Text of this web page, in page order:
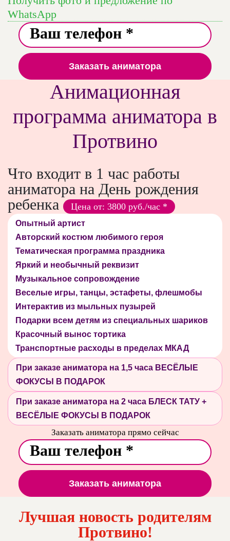
WhatsApp
Заказать аниматора
Анимационная
программа аниматора в
Протвино
Что входит в 1 час работы
аниматора на День рождения
ребенка
Цена от: 3800 руб./час *
Опытный артист
Авторский костюм любимого героя
Тематическая программа праздника
Яркий и необычный реквизит
Музыкальное сопровождение
Веселые игры, танцы, эстафеты, флешмобы
Интерактив из мыльных пузырей
Подарки всем детям из специальных шариков
Красочный вынос тортика
Транспортные расходы в пределах МКАД
При заказе аниматора на 1,5 часа ВЕСЁЛЫЕ
ФОКУСЫ В ПОДАРОК
При заказе аниматора на 2 часа БЛЕСК ТАТУ +
ВЕСЁЛЫЕ ФОКУСЫ В ПОДАРОК
Заказать аниматора прямо сейчас
Заказать аниматора
Лучшая новость родителям
Протвино!